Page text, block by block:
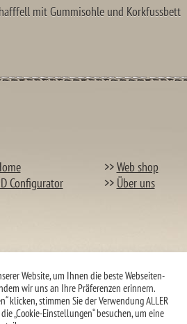
mit Gummisohle und Korkfussbett
Configurator
>>Web shop
>> Über uns
Website, um Ihnen die beste Webseiten-
wir uns an Ihre Präferenzen erinnern.
klicken, stimmen Sie der Verwendung ALLER
„Cookie-Einstellungen“ besuchen, um eine